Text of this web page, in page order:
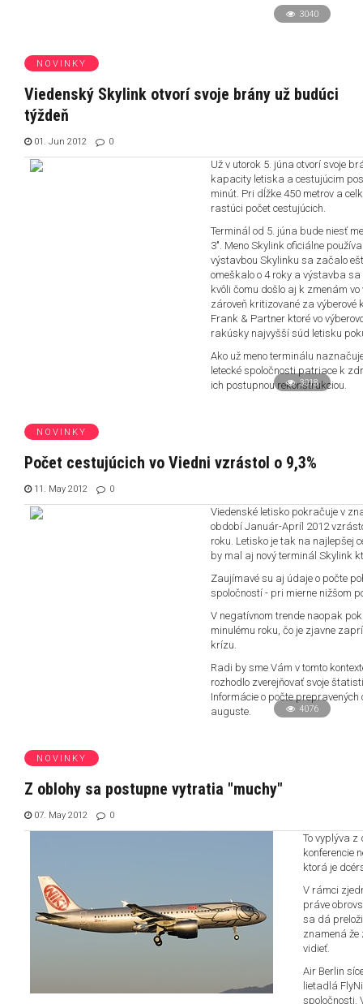
3040
NOVINKY
Viedenský Skylink otvorí svoje brány už budúci
týždeň
01. Jun 2012 0
Už v utorok 5. júna otvorí svoje
kapacity letiska a cestujúcim
minút. Pri dĺžke 450 metrov a
rastúci počet cestujúcich.
Terminál od 5. júna bude niesť
3". Meno Skylink oficiálne
výstavbou Skylinku sa začalo
omeškalo o 4 roky a výstavba
kvôli čomu došlo aj k zmenám
zároveň kritizované za výberové
Frank & Partner ktoré vo
rakúsky najvyšší súd letisku
Ako už meno terminálu
letecké spoločnosti patriace k
ich postupnou rekonštrukciou.
3018
NOVINKY
Počet cestujúcich vo Viedni vzrástol o 9,3%
11. May 2012 0
Viedenské letisko pokračuje v
období Január-Apríl 2012
roku. Letisko je tak na najlepšej
by mal aj nový terminál Skylink
Zaujímavé su aj údaje o počte
spoločností - pri mierne nižšom
V negatívnom trende naopak
minulému roku, čo je zjavne
krízu.
Radi by sme Vám v tomto
rozhodlo zverejňovať svoje
Informácie o počte
auguste.
4076
NOVINKY
Z oblohy sa postupne vytratia "muchy"
07. May 2012 0
To vyplýva z
konferencie
ktorá je
V rámci
práve
sa dá
znamená že
vidieť.
Air Berlin
lietadlá
spoločnosti.